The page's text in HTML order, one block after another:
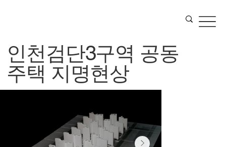
인천검단3구역 공동
주택 지명현상